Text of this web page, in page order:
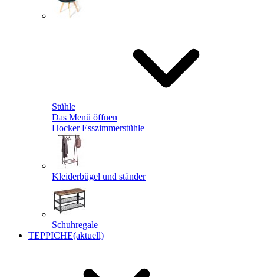
Stühle
Das Menü öffnen
Hocker Esszimmerstühle
Kleiderbügel und ständer
Schuhregale
TEPPICHE(aktuell)